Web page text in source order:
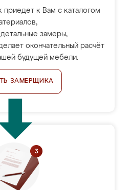
к Вам с каталогом
замеры,
окончательный расчёт
будущей мебели.
ЗАМЕРЩИКА